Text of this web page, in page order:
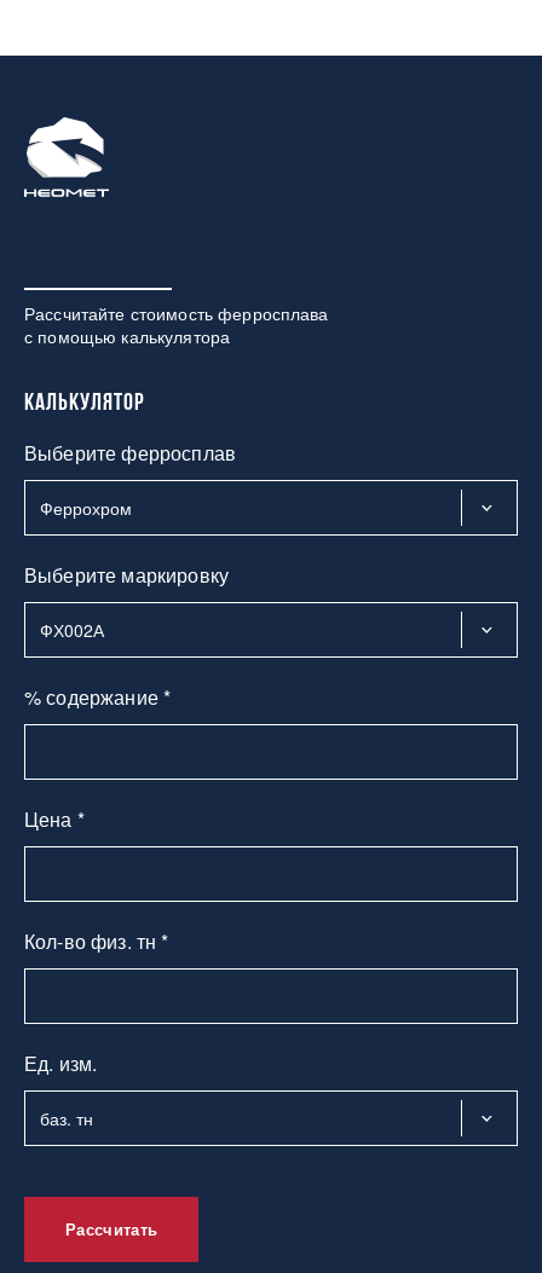
Рассчитайте стоимость ферросплава
с помощью калькулятора
Калькулятор
Выберите ферросплав
Выберите маркировку
% содержание *
Цена *
Кол-во физ. тн *
Ед. изм.
Рассчитать